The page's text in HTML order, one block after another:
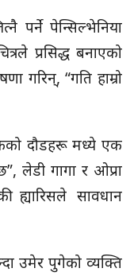
पर्ने पेन्सिल्भेनिया
प्रसिद्ध बनाएको
गरिन्, “गति हाम्रो
दौडहरू मध्ये एक
लेडी गागा र ओप्रा
ह्यारिसले सावधान
उमेर पुगेको व्यक्ति